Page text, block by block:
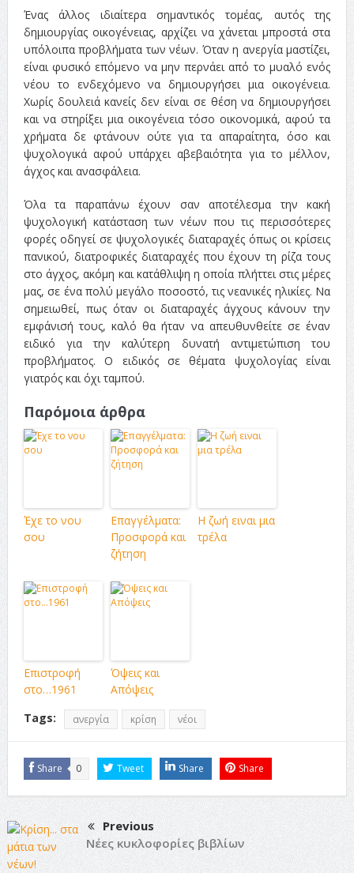
Ένας άλλος ιδιαίτερα σημαντικός τομέας, αυτός της
δημιουργίας οικογένειας, αρχίζει να χάνεται μπροστά στα
υπόλοιπα προβλήματα των νέων. Όταν η ανεργία μαστίζει,
είναι φυσικό επόμενο να μην περνάει από το μυαλό ενός
νέου το ενδεχόμενο να δημιουργήσει μια οικογένεια.
Χωρίς δουλειά κανείς δεν είναι σε θέση να δημιουργήσει
και να στηρίξει μια οικογένεια τόσο οικονομικά, αφού τα
χρήματα δε φτάνουν ούτε για τα απαραίτητα, όσο και
ψυχολογικά αφού υπάρχει αβεβαιότητα για το μέλλον,
άγχος και ανασφάλεια.
Όλα τα παραπάνω έχουν σαν αποτέλεσμα την κακή
ψυχολογική κατάσταση των νέων που τις περισσότερες
φορές οδηγεί σε ψυχολογικές διαταραχές όπως οι κρίσεις
πανικού, διατροφικές διαταραχές που έχουν τη ρίζα τους
στο άγχος, ακόμη και κατάθλιψη η οποία πλήττει στις μέρες
μας, σε ένα πολύ μεγάλο ποσοστό, τις νεανικές ηλικίες. Να
σημειωθεί, πως όταν οι διαταραχές άγχους κάνουν την
εμφάνισή τους, καλό θα ήταν να απευθυνθείτε σε έναν
ειδικό για την καλύτερη δυνατή αντιμετώπιση του
προβλήματος. Ο ειδικός σε θέματα ψυχολογίας είναι
γιατρός και όχι ταμπού.
Παρόμοια άρθρα
Έχε το νου
σου
Επαγγέλματα:
Προσφορά και
ζήτηση
Η ζωή ειναι μια
τρέλα
Επιστροφή
στο…1961
Όψεις και
Απόψεις
Tags:
ανεργία κρίση νέοι
Share 0 Tweet Share Share
Previous
Νέες κυκλοφορίες βιβλίων